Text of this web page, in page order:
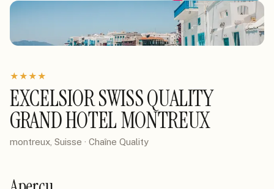
★★★★
EXCELSIOR SWISS QUALITY
GRAND HOTEL MONTREUX
montreux, Suisse · Chaîne Quality